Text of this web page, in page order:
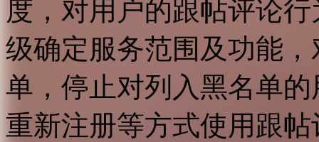
度，对用户的跟帖评论
级确定服务范围及功能
单，停止对列入黑名单
重新注册等方式使用跟